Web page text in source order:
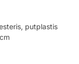
putplastis